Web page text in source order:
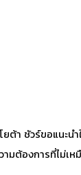
า ชัวร์ขอแนะน
ามต้องการที่ไม่เห